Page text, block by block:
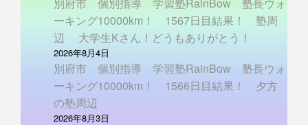
ーキング10000km！ 1567日目結果！ 塾周
辺 大学生Kさん！どうもありがとう！
2026年8月4日
別府市 個別指導 学習塾RainBow 塾長ウォ
ーキング10000km！ 1566日目結果！ 夕方
の塾周辺
2026年8月3日